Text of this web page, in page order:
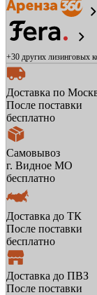
+30 других лизинговых
Доставка по
После поставки
бесплатно
Самовывоз
г. Видное МО
бесплатно
Доставка до ТК
После поставки
бесплатно
Доставка до ПВЗ
После поставки